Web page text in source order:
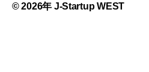
© 2026年 J-Startup WEST